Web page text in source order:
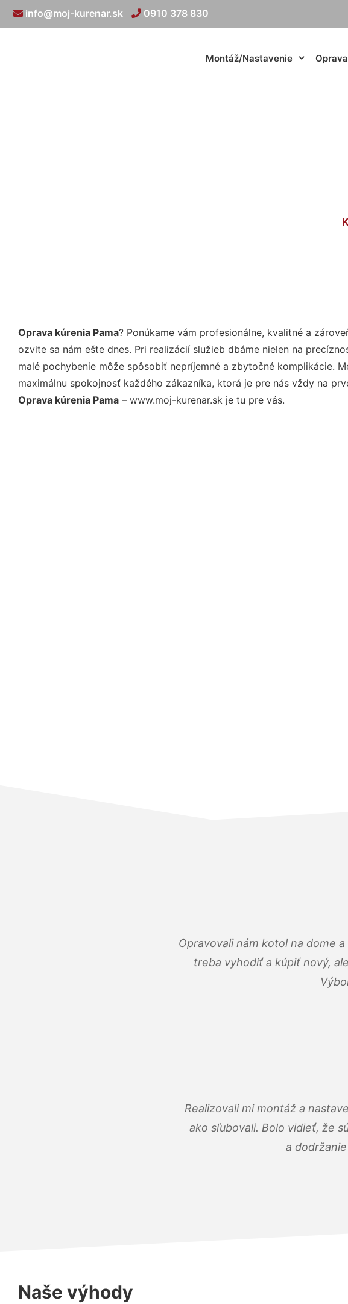
info@moj-kurenar.sk 0910 378 830
Montáž/Nastavenie
Oprava kúrenia Pama? Ponúkame vám profesionálne, kvalitné a
ozvite sa nám ešte dnes. Pri realizácií služieb dbáme nielen na
malé pochybenie môže spôsobiť nepríjemné a zbytočné komplikácie.
maximálnu spokojnosť každého zákazníka, ktorá je pre nás vždy na
Oprava kúrenia Pama – www.moj-kurenar.sk je tu pre vás.
Opravovali nám kotol na dome
treba vyhodiť a kúpiť nový,
Realizovali mi montáž a
ako sľubovali. Bolo vidieť, že
a
Naše výhody